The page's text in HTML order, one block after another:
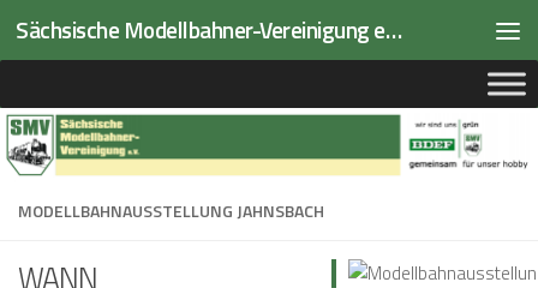
Zum Inhalt springen Sächsische Modellbahner-Vereinigung e.V.
MODELLBAHNAUSSTELLUNG JAHNSBACH
WANN